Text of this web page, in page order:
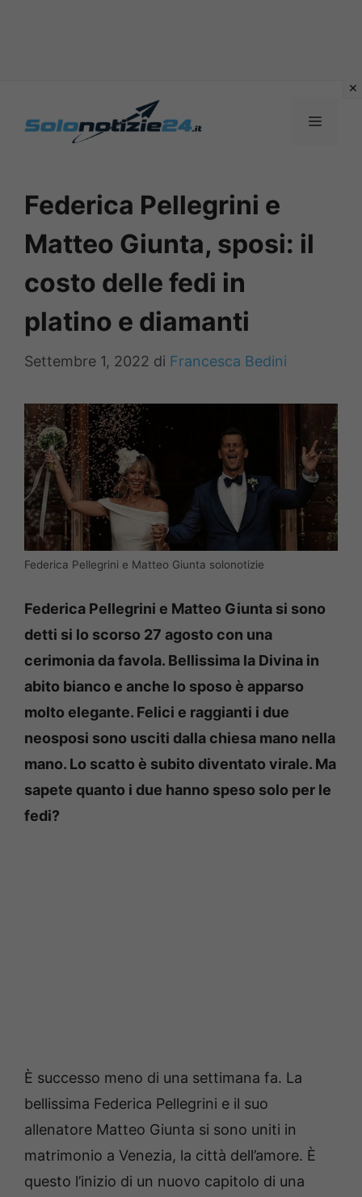
MENU
Federica Pellegrini e
Matteo Giunta, sposi: il
costo delle fedi in
platino e diamanti
Settembre 1, 2022 di Francesca Bedini
Federica Pellegrini e Matteo Giunta solonotizie
Federica Pellegrini e Matteo Giunta si sono
detti si lo scorso 27 agosto con una
cerimonia da favola. Bellissima la Divina in
abito bianco e anche lo sposo è apparso
molto elegante. Felici e raggianti i due
neosposi sono usciti dalla chiesa mano nella
mano. Lo scatto è subito diventato virale. Ma
sapete quanto i due hanno speso solo per le
fedi?
È successo meno di una settimana fa. La
bellissima Federica Pellegrini e il suo
allenatore Matteo Giunta si sono uniti in
matrimonio a Venezia, la città dell’amore. È
questo l’inizio di un nuovo capitolo di una